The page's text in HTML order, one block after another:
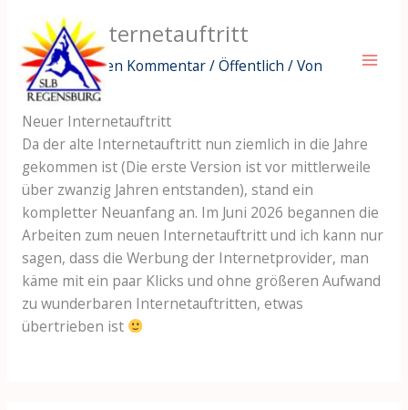
Inhalt
springen
Neuer Internetauftritt
Schreibe einen Kommentar/Öffentlich / Von
adminMichi
Neuer Internetauftritt
Da der alte Internetauftritt nun ziemlich in die Jahre
gekommen ist (Die erste Version ist vor mittlerweile
über zwanzig Jahren entstanden), stand ein
kompletter Neuanfang an. Im Juni 2026 begannen die
Arbeiten zum neuen Internetauftritt und ich kann nur
sagen, dass die Werbung der Internetprovider, man
käme mit ein paar Klicks und ohne größeren Aufwand
zu wunderbaren Internetauftritten, etwas
übertrieben ist